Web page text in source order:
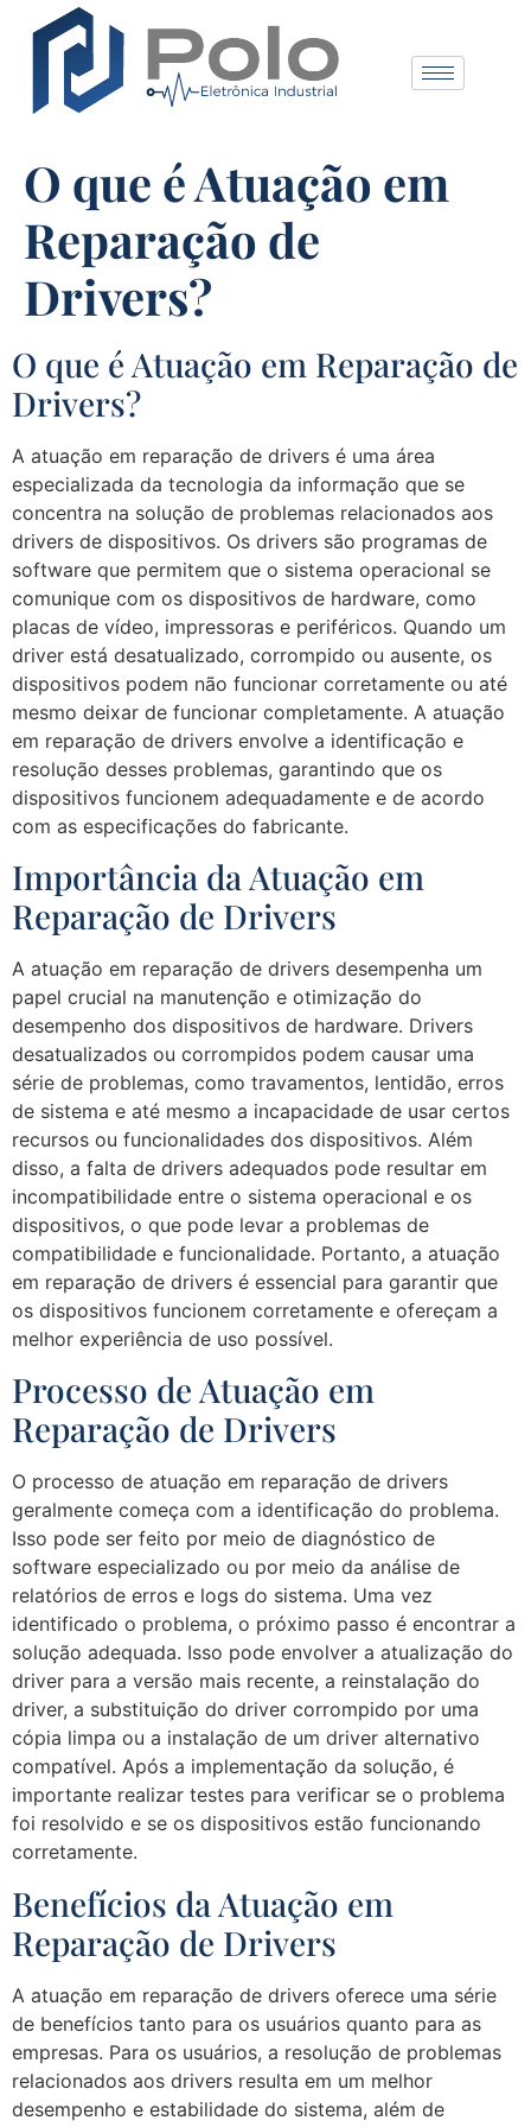
O que é Atuação em
Reparação de
Drivers?
O que é Atuação em Reparação de
Drivers?
A atuação em reparação de drivers é uma área
especializada da tecnologia da informação que se
concentra na solução de problemas relacionados aos
drivers de dispositivos. Os drivers são programas de
software que permitem que o sistema operacional se
comunique com os dispositivos de hardware, como
placas de vídeo, impressoras e periféricos. Quando um
driver está desatualizado, corrompido ou ausente, os
dispositivos podem não funcionar corretamente ou até
mesmo deixar de funcionar completamente. A atuação
em reparação de drivers envolve a identificação e
resolução desses problemas, garantindo que os
dispositivos funcionem adequadamente e de acordo
com as especificações do fabricante.
Importância da Atuação em
Reparação de Drivers
A atuação em reparação de drivers desempenha um
papel crucial na manutenção e otimização do
desempenho dos dispositivos de hardware. Drivers
desatualizados ou corrompidos podem causar uma
série de problemas, como travamentos, lentidão, erros
de sistema e até mesmo a incapacidade de usar certos
recursos ou funcionalidades dos dispositivos. Além
disso, a falta de drivers adequados pode resultar em
incompatibilidade entre o sistema operacional e os
dispositivos, o que pode levar a problemas de
compatibilidade e funcionalidade. Portanto, a atuação
em reparação de drivers é essencial para garantir que
os dispositivos funcionem corretamente e ofereçam a
melhor experiência de uso possível.
Processo de Atuação em
Reparação de Drivers
O processo de atuação em reparação de drivers
geralmente começa com a identificação do problema.
Isso pode ser feito por meio de diagnóstico de
software especializado ou por meio da análise de
relatórios de erros e logs do sistema. Uma vez
identificado o problema, o próximo passo é encontrar a
solução adequada. Isso pode envolver a atualização do
driver para a versão mais recente, a reinstalação do
driver, a substituição do driver corrompido por uma
cópia limpa ou a instalação de um driver alternativo
compatível. Após a implementação da solução, é
importante realizar testes para verificar se o problema
foi resolvido e se os dispositivos estão funcionando
corretamente.
Benefícios da Atuação em
Reparação de Drivers
A atuação em reparação de drivers oferece uma série
de benefícios tanto para os usuários quanto para as
empresas. Para os usuários, a resolução de problemas
relacionados aos drivers resulta em um melhor
desempenho e estabilidade do sistema, além de